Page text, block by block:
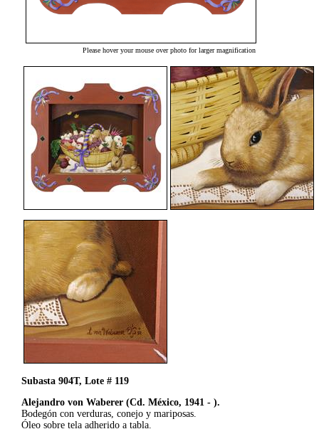
Please hover your mouse over photo for larger magnification
Subasta 904T, Lote # 119
Alejandro von Waberer (Cd. México, 1941 - ).
Bodegón con verduras, conejo y mariposas.
Óleo sobre tela adherido a tabla.